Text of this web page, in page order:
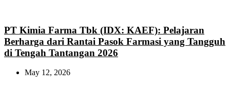
PT Kimia Farma Tbk (IDX: KAEF): Pelajaran
Berharga dari Rantai Pasok Farmasi yang Tangguh
di Tengah Tantangan 2026
May 12, 2026